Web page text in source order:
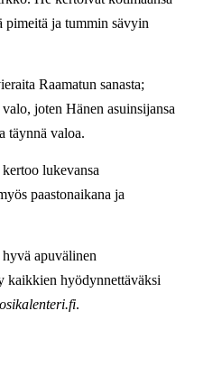
pimeitä ja tummin sävyin
Raamatun sanasta;
joten Hänen asuinsijansa
täynnä valoa.
lukevansa
paastonaikana ja
apuvälinen
kaikkien hyödynnettäväksi
.